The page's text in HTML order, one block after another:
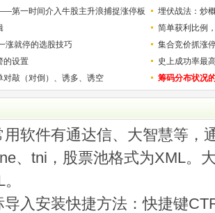
少？
第一时间介入牛股主升浪捕捉涨停板
埋伏战法：炒
简单获利比例
用
涨就停的选股技巧
集合竞价抓涨
的设置
史上成功率最
称选股法宝！
对敲（对倒）、诱多、诱空 筹码分布状况
用软件有通达信、大智慧等，
、tni，股票池格式为XML。
导入安装快捷方法：快捷键